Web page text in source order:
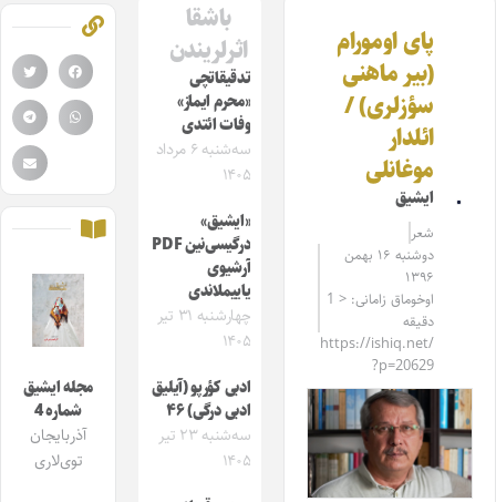
پای اومورام
(بیر ماهنی
سؤزلری) /
ائلدار
موغانلی
ایشیق
شعر
دوشنبه ۱۶ بهمن
۱۳۹۶
اوخوماق زامانی: < 1
دقیقه
https://ishiq.net/
?p=20629
باشقا
اثرلریندن
تدقیقاتچی
«محرم ایماز»
وفات ائتدی
سه‌شنبه ۶ مرداد
۱۴۰۵
«ایشیق»
درگیسی‌نین PDF
آرشیوی
یاییملاندی
چهارشنبه ۳۱ تیر
۱۴۰۵
ادبی کؤرپو (آیلیق
ادبی درگی) ۴۶
سه‌شنبه ۲۳ تیر
۱۴۰۵
مجله ایشیق
شماره 4
آذربایجان
توی‌لاری